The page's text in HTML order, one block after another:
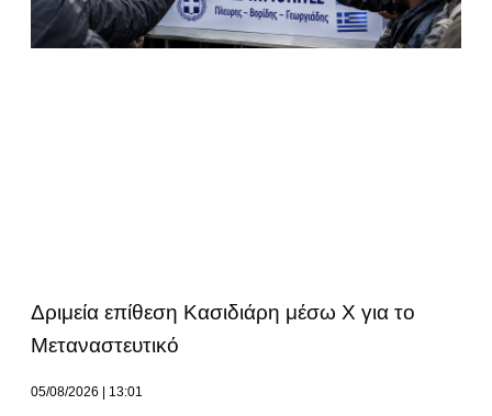
Δριμεία επίθεση Κασιδιάρη μέσω Χ για το
Μεταναστευτικό
05/08/2026 13:01